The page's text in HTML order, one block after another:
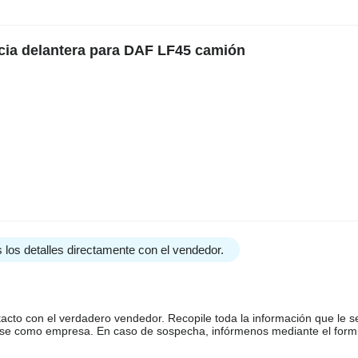
delantera para DAF LF45 camión
detalles directamente con el vendedor.
con el verdadero vendedor. Recopile toda la información que le
como empresa. En caso de sospecha, infórmenos mediante el